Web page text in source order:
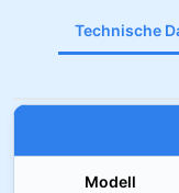
Technische
Modell